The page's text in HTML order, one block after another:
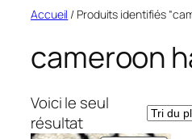
Aller
contenu
Accueil / Produits identifiés
cameroon
Voici le seul
résultat